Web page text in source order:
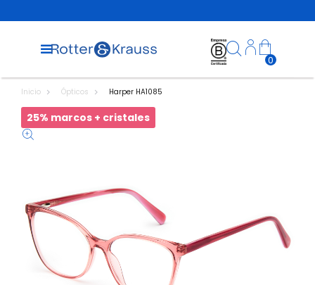
0
Inicio Ópticos Harper HA1085
25% marcos + cristales